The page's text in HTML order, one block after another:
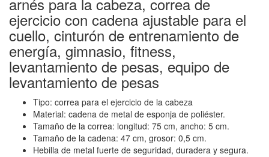
ejercicio con cadena ajustable para el
cuello, cinturón de entrenamiento de
energía, gimnasio, fitness,
levantamiento de pesas, equipo de
levantamiento de pesas
Tipo: correa para el ejercicio de la cabeza
Material: cadena de metal de esponja de poliéster.
Tamaño de la correa: longitud: 75 cm, ancho: 5 cm.
Tamaño de la cadena: 47 cm, grosor: 0,5 cm.
Hebilla de metal fuerte de seguridad, duradera y segura.